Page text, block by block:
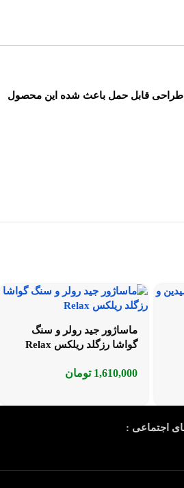
طراحی قابل حمل باعث شده این محصول
ماساژور جید رولر و سنگ
گواشا رزگلد ریلکس Relax
1,610,000 تومان
اجتماعی :